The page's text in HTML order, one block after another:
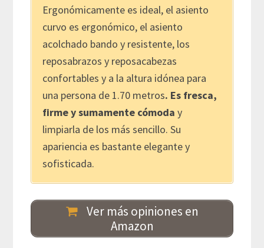
Ergonómicamente es ideal, el asiento
curvo es ergonómico, el asiento
acolchado bando y resistente, los
reposabrazos y reposacabezas
confortables y a la altura idónea para
una persona de 1.70 metros. Es fresca,
firme y sumamente cómoda y
limpiarla de los más sencillo. Su
apariencia es bastante elegante y
sofisticada.
Ver más opiniones en
Amazon